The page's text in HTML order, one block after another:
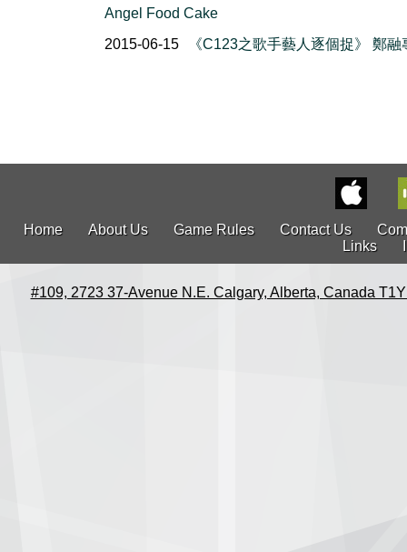
Angel Food Cake
2015-06-15
《C123之歌手藝人逐個捉》 鄭融
Home About Us Game Rules Contact Us
Links
#109, 2723 37-Avenue N.E. Calgary, Alberta, Canada